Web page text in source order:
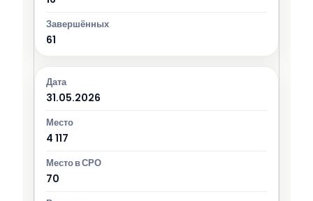
61
31.05.2026
4 117
70